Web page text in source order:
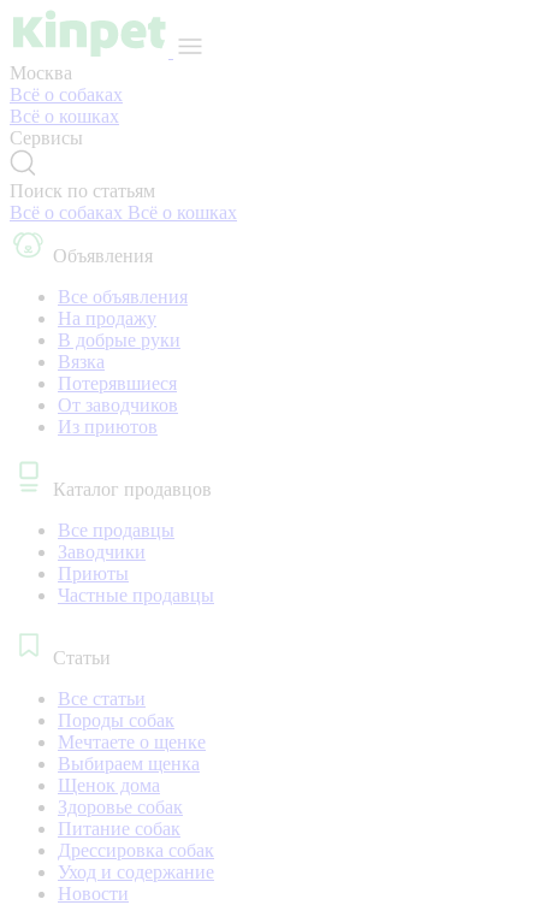
Москва
Всё о собаках
Всё о кошках
Сервисы
Поиск по статьям
Всё о собаках Всё о кошках
Объявления
Все объявления
На продажу
В добрые руки
Вязка
Потерявшиеся
От заводчиков
Из приютов
Каталог продавцов
Все продавцы
Заводчики
Приюты
Частные продавцы
Статьи
Все статьи
Породы собак
Мечтаете о щенке
Выбираем щенка
Щенок дома
Здоровье собак
Питание собак
Дрессировка собак
Уход и содержание
Новости